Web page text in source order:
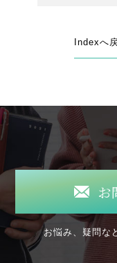
Indexへ
お
お悩み、疑問な